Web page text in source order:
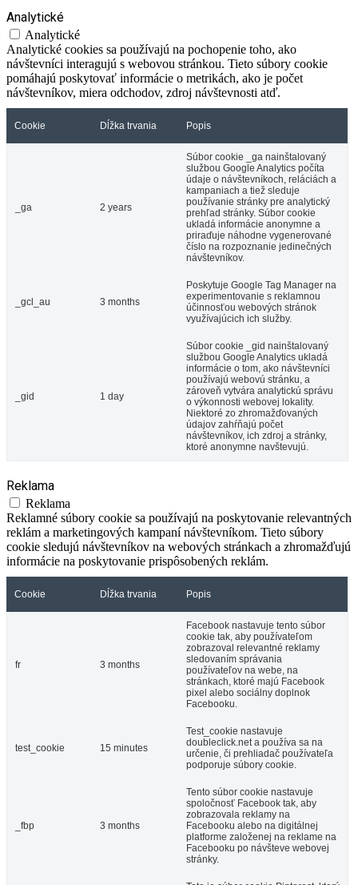
Analytické
Analytické
Analytické cookies sa používajú na pochopenie toho, ako
návštevníci interagujú s webovou stránkou. Tieto súbory cookie
pomáhajú poskytovať informácie o metrikách, ako je počet
návštevníkov, miera odchodov, zdroj návštevnosti atď.
Cookie Dĺžka trvania Popis
_ga 2 years
Súbor cookie _ga nainštalovaný
službou Google Analytics počíta
údaje o návštevníkoch, reláciách a
kampaniach a tiež sleduje
používanie stránky pre analytický
prehľad stránky. Súbor cookie
ukladá informácie anonymne a
priraďuje náhodne vygenerované
číslo na rozpoznanie jedinečných
návštevníkov.
_gcl_au 3 months
Poskytuje Google Tag Manager na
experimentovanie s reklamnou
účinnosťou webových stránok
využívajúcich ich služby.
_gid 1 day
Súbor cookie _gid nainštalovaný
službou Google Analytics ukladá
informácie o tom, ako návštevníci
používajú webovú stránku, a
zároveň vytvára analytickú správu
o výkonnosti webovej lokality.
Niektoré zo zhromažďovaných
údajov zahŕňajú počet
návštevníkov, ich zdroj a stránky,
ktoré anonymne navštevujú.
Reklama
Reklama
Reklamné súbory cookie sa používajú na poskytovanie relevantných
reklám a marketingových kampaní návštevníkom. Tieto súbory
cookie sledujú návštevníkov na webových stránkach a zhromažďujú
informácie na poskytovanie prispôsobených reklám.
Cookie Dĺžka trvania Popis
fr 3 months
Facebook nastavuje tento súbor
cookie tak, aby používateľom
zobrazoval relevantné reklamy
sledovaním správania
používateľov na webe, na
stránkach, ktoré majú Facebook
pixel alebo sociálny doplnok
Facebooku.
test_cookie 15 minutes
Test_cookie nastavuje
doubleclick.net a používa sa na
určenie, či prehliadač používateľa
podporuje súbory cookie.
_fbp 3 months
Tento súbor cookie nastavuje
spoločnosť Facebook tak, aby
zobrazovala reklamy na
Facebooku alebo na digitálnej
platforme založenej na reklame na
Facebooku po návšteve webovej
stránky.